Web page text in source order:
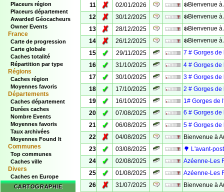
Placeurs région
Placeurs département
Awarded Géocacheurs
Owner Events
France
Carte de progression
Carte globale
Caches totalité
Répartition par type
Régions
Caches région
Moyennes favoris
Départements
Caches département
Durées caches
Nombre Events
Moyennes favoris
Taux archivées
Moyennes Found It
Communes
Top communes
Caches ville
Divers
Caches en Europe
CARTOGRAPHIE
11
✗ 02/01/2026
❄️Bienvenue à
12
✗ 30/12/2025
❄️Bienvenue à
13
✗ 28/12/2025
❄️Bienvenue à
14
✗ 26/12/2025
❄️Bienvenue à
15
✓ 29/11/2025
7 # Gorges
16
✓ 31/10/2025
4 # Gorges de
17
✓ 30/10/2025
3 # Gorges de
18
✓ 17/10/2025
2 # Gorges de
19
✓ 16/10/2025
1# Gorges de
20
✓ 07/08/2025
6 # Gorges
21
✓ 06/08/2025
5 # Gorges de
22
✗ 04/08/2025
Bienvenue à
23
✓ 03/08/2025
🌳 L'avant-
24
✓ 02/08/2025
Azéenne-Les
25
✓ 01/08/2025
Azéenne-Les
26
✗ 31/07/2025
Bienvenue à